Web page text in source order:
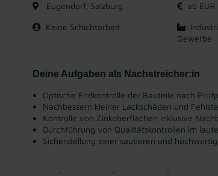
Eugendorf, Salzburg ab
Keine Schichtarbeit
Gewerbe
Deine Aufgaben als Nachstreicher:in
Optische Endkontrolle der Bauteile nach
Nachbessern kleiner Lackschäden und
Kontrolle von Zinkoberflächen inklusive
Durchführung von Qualitätskontrollen im
Sicherstellung einer sauberen und